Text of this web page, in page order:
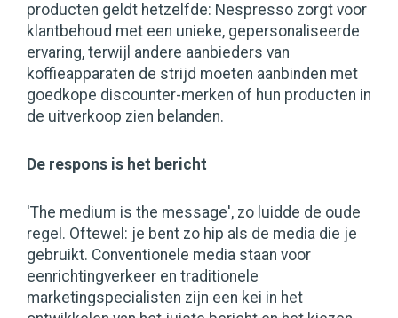
producten geldt hetzelfde: Nespresso zorgt voor
klantbehoud met een unieke, gepersonaliseerde
ervaring, terwijl andere aanbieders van
koffieapparaten de strijd moeten aanbinden met
goedkope discounter-merken of hun producten in
de uitverkoop zien belanden.
De respons is het bericht
'The medium is the message', zo luidde de oude
regel. Oftewel: je bent zo hip als de media die je
gebruikt. Conventionele media staan voor
eenrichtingverkeer en traditionele
marketingspecialisten zijn een kei in het